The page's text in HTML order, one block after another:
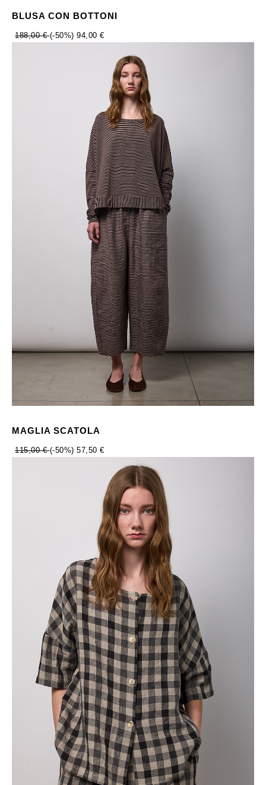
BLUSA CON BOTTONI
188,00 €(-50%) 94,00 €
MAGLIA SCATOLA
115,00 €(-50%) 57,50 €